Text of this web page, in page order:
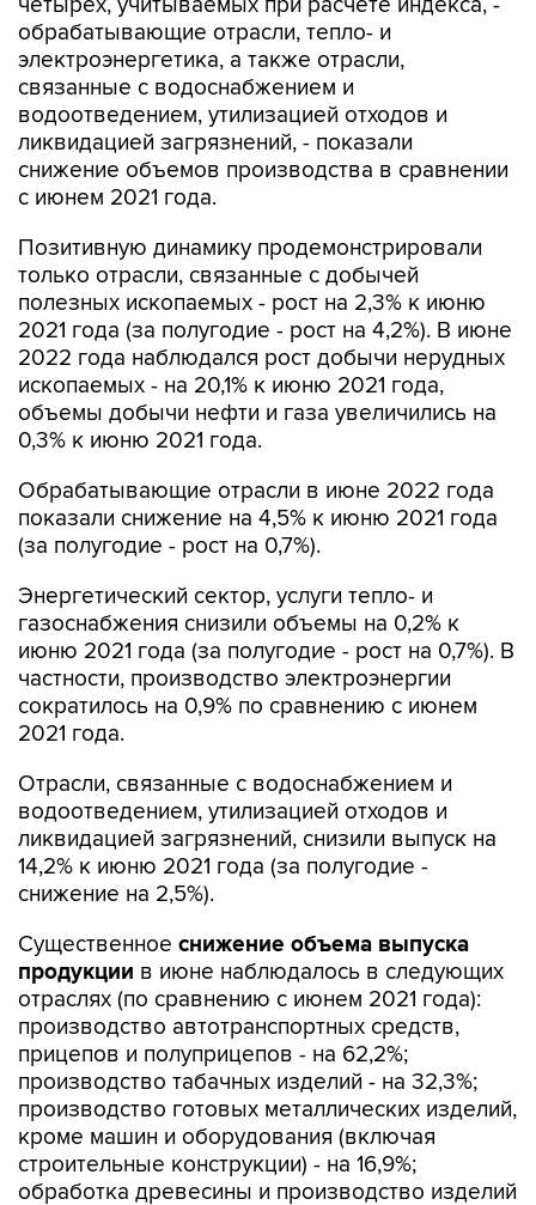
обрабатывающие отрасли, тепло- и
электроэнергетика, а также отрасли,
связанные с водоснабжением и
водоотведением, утилизацией отходов и
ликвидацией загрязнений, - показали
снижение объемов производства в сравнении
с июнем 2021 года.
Позитивную динамику продемонстрировали
только отрасли, связанные с добычей
полезных ископаемых - рост на 2,3% к июню
2021 года (за полугодие - рост на 4,2%). В июне
2022 года наблюдался рост добычи нерудных
ископаемых - на 20,1% к июню 2021 года,
объемы добычи нефти и газа увеличились на
0,3% к июню 2021 года.
Обрабатывающие отрасли в июне 2022 года
показали снижение на 4,5% к июню 2021 года
(за полугодие - рост на 0,7%).
Энергетический сектор, услуги тепло- и
газоснабжения снизили объемы на 0,2% к
июню 2021 года (за полугодие - рост на 0,7%). В
частности, производство электроэнергии
сократилось на 0,9% по сравнению с июнем
2021 года.
Отрасли, связанные с водоснабжением и
водоотведением, утилизацией отходов и
ликвидацией загрязнений, снизили выпуск на
14,2% к июню 2021 года (за полугодие -
снижение на 2,5%).
Существенное снижение объема выпуска
продукции в июне наблюдалось в следующих
отраслях (по сравнению с июнем 2021 года):
производство автотранспортных средств,
прицепов и полуприцепов - на 62,2%;
производство табачных изделий - на 32,3%;
производство готовых металлических изделий,
кроме машин и оборудования (включая
строительные конструкции) - на 16,9%;
обработка древесины и производство изделий